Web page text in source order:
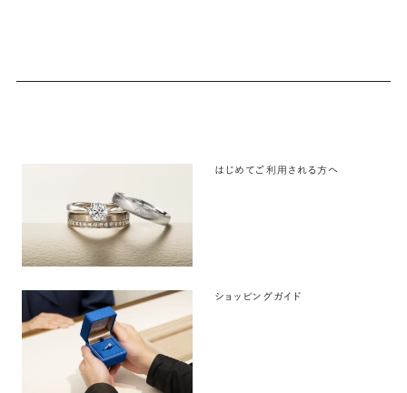
はじめてご利用される方へ
ショッピングガイド